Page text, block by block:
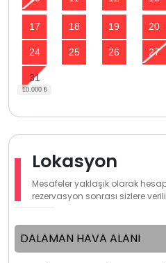
17 18 19 20
24 25 26 27
31
Lokasyon
Mesafeler yaklaşık olarak
rezervasyon sonrası sizlere
DALAMAN HAVA ALANI